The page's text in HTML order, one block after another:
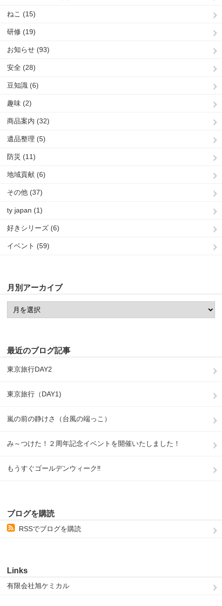
ねこ (15)
研修 (19)
お知らせ (93)
安全 (28)
豆知識 (6)
趣味 (2)
商品案内 (32)
遺品整理 (5)
防災 (11)
地域貢献 (6)
その他 (37)
ty japan (1)
好きシリーズ (6)
イベント (59)
月別アーカイブ
最近のブログ記事
東京旅行DAY2
東京旅行（DAY1)
嵐の前の静けさ（台風の端っこ）
み～つけた！２周年記念イベントを開催いたしました！
もうすぐゴールデンウィーク‼
ブログを購読
RSSでブログを購読
Links
有限会社旭ケミカル